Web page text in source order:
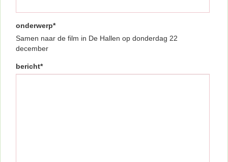
onderwerp*
Samen naar de film in De Hallen op donderdag 22
december
bericht*